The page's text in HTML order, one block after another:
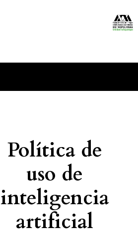
Política de
uso de
inteligencia
artificial